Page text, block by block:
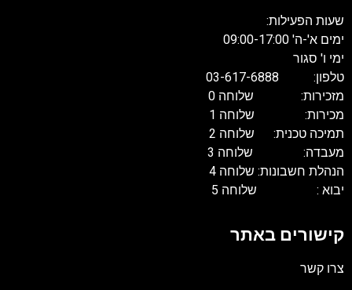
שעות הפעילות:
ימים א'-ה' 09:00-17:00
ימי ו' סגור
טלפון: 03-617-6888
מזכירות: שלוחה 0
מכירות: שלוחה 1
תמיכה טכנית: שלוחה 2
מעבדה: שלוחה 3
הנהלת חשבונות: שלוחה 4
יבוא : שלוחה 5
קישורים באתר
צרו קשר